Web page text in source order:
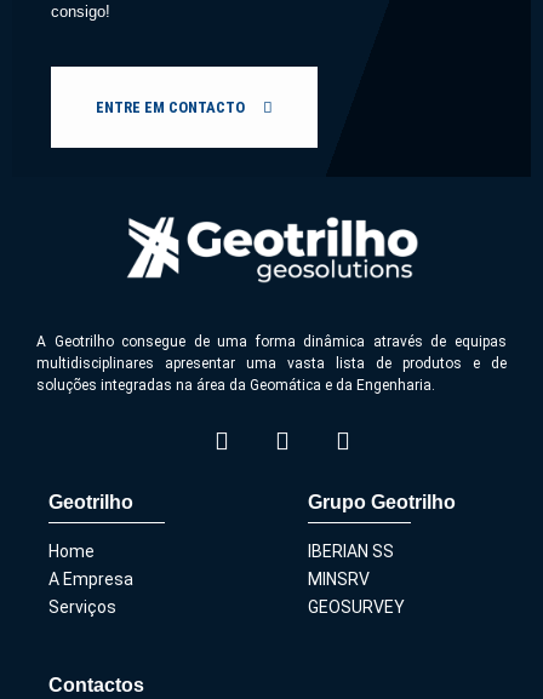
consigo!
ENTRE EM CONTACTO
A Geotrilho consegue de uma forma dinâmica através de equipas
multidisciplinares apresentar uma vasta lista de produtos e de
soluções integradas na área da Geomática e da Engenharia.
Geotrilho
Home
A Empresa
Serviços
Grupo Geotrilho
IBERIAN SS
MINSRV
GEOSURVEY
Contactos